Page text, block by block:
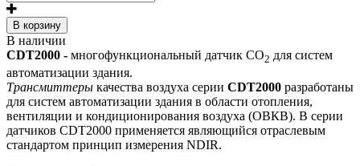
В корзину
В наличии
CDT2000 - многофункциональный датчик СО2 для систем
автоматизации здания.
Трансмиттеры качества воздуха серии CDT2000 разработаны
для систем автоматизации здания в области отопления,
вентиляции и кондиционирования воздуха (ОВКВ). В серии
датчиков CDT2000 применяется являющийся отраслевым
стандартом принцип измерения NDIR.